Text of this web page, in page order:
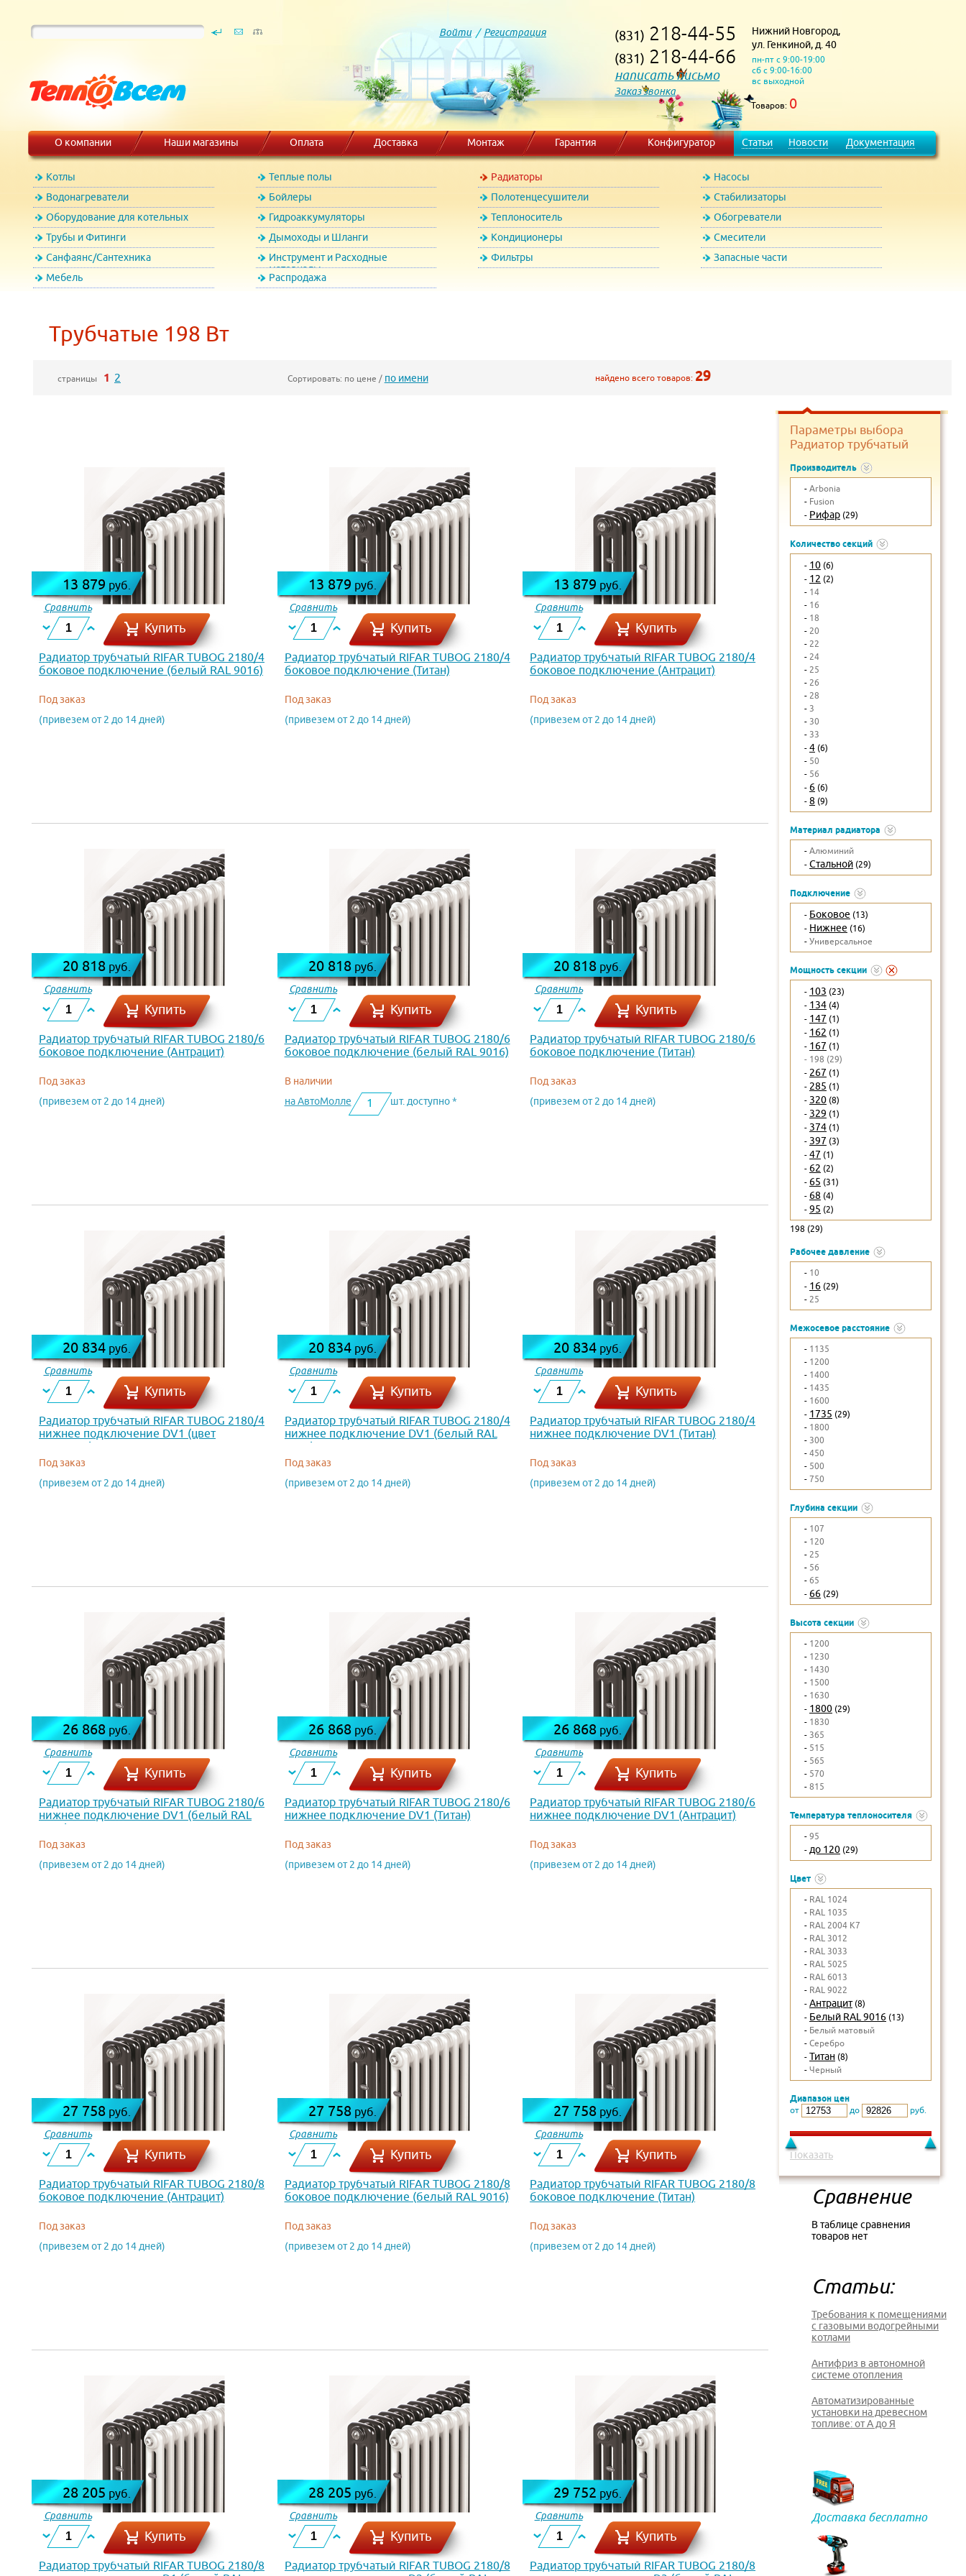
Войти/ Регистрация (831) 218-44-55
(831) 218-44-66
написать письмо
Заказ звонка
Нижний Новгород,
ул. Генкиной, д. 40
пн-пт с 9:00-19:00
сб с 9:00-16:00
вс выходной
Товаров: 0
О компании Наши магазины Оплата Доставка Монтаж Гарантия Конфигуратор Статьи Новости Документация
Котлы Теплые полы Радиаторы
Насосы
Водонагреватели
Бойлеры Полотенцесушители
Стабилизаторы
Оборудование для котельных
Гидроаккумуляторы Теплоноситель
Обогреватели
Трубы и Фитинги
Дымоходы и Шланги Кондиционеры
Смесители
Санфаянс/Сантехника
Инструмент и Расходные
материалы
Фильтры
Запасные части
Мебель
Распродажа
Трубчатые 198 Вт
страницы 1 2 Сортировать: по цене / по имени найдено всего товаров: 29
Параметры выбора
Радиатор трубчатый
Производитель
- Arbonia
- Fusion
- Рифар (29)
Количество секций
- 10 (6)
- 12 (2)
- 14
- 16
- 18
- 20
- 22
- 24
- 25
- 26
- 28
- 3
- 30
- 33
- 4 (6)
- 50
- 56
- 6 (6)
- 8 (9)
Материал радиатора
- Алюминий
- Стальной (29)
Подключение
- Боковое (13)
- Нижнее (16)
- Универсальное
Мощность секции
- 103 (23)
- 134 (4)
- 147 (1)
- 162 (1)
- 167 (1)
- 198 (29)
- 267 (1)
- 285 (1)
- 320 (8)
- 329 (1)
- 374 (1)
- 397 (3)
- 47 (1)
- 62 (2)
- 65 (31)
- 68 (4)
- 95 (2)
198 (29)
Рабочее давление
- 10
- 16 (29)
- 25
Межосевое расстояние
- 1135
- 1200
- 1400
- 1435
- 1600
- 1735 (29)
- 1800
- 300
- 450
- 500
- 750
Глубина секции
- 107
- 120
- 25
- 56
- 65
- 66 (29)
Высота секции
- 1200
- 1230
- 1430
- 1500
- 1630
- 1800 (29)
- 1830
- 365
- 515
- 565
- 570
- 815
Температура теплоносителя
- 95
- до 120 (29)
Цвет
- RAL 1024
- RAL 1035
- RAL 2004 K7
- RAL 3012
- RAL 3033
- RAL 5025
- RAL 6013
- RAL 9022
- Антрацит(8)
- Белый RAL 9016 (13)
- Белый матовый
- Серебро
- Титан (8)
- Черный
Диапазон цен
от
до руб.
Показать
Сравнение
В таблице сравнения
товаров нет
Статьи:
Требования к помещениями
с газовыми водогрейными
котлами
Антифриз в автономной
системе отопления
Автоматизированные
установки на древесном
топливе: от А до Я
Доставка бесплатно
13 879 руб.
Сравнить
Купить
Радиатор трубчатый RIFAR TUBOG 2180/4
боковое подключение (белый RAL 9016)
Под заказ
(привезем от 2 до 14 дней)
13 879 руб.
Сравнить
Купить
Радиатор трубчатый RIFAR TUBOG 2180/4
боковое подключение (Титан)
Под заказ
(привезем от 2 до 14 дней)
13 879 руб.
Сравнить
Купить
Радиатор трубчатый RIFAR TUBOG 2180/4
боковое подключение (Антрацит)
Под заказ
(привезем от 2 до 14 дней)
20 818 руб.
Сравнить
Купить
Радиатор трубчатый RIFAR TUBOG 2180/6
боковое подключение (Антрацит)
Под заказ
(привезем от 2 до 14 дней)
20 818руб.
Сравнить
Купить
Радиатор трубчатый RIFAR TUBOG 2180/6
боковое подключение (белый RAL 9016)
В наличии
на АвтоМолле
1 шт. доступно *
20 818 руб.
Сравнить
Купить
Радиатор трубчатый RIFAR TUBOG 2180/6
боковое подключение (Титан)
Под заказ
(привезем от 2 до 14 дней)
20 834 руб.
Сравнить
Купить
Радиатор трубчатый RIFAR TUBOG 2180/4
нижнее подключение DV1 (цвет
Антрацит)
Под заказ
(привезем от 2 до 14 дней)
20 834руб.
Сравнить
Купить
Радиатор трубчатый RIFAR TUBOG 2180/4
нижнее подключение DV1 (белый RAL
9016)
Под заказ
(привезем от 2 до 14 дней)
20 834 руб.
Сравнить
Купить
Радиатор трубчатый RIFAR TUBOG 2180/4
нижнее подключение DV1 (Титан)
Под заказ
(привезем от 2 до 14 дней)
26 868 руб.
Сравнить
Купить
Радиатор трубчатый RIFAR TUBOG 2180/6
нижнее подключение DV1 (белый RAL
9016)
Под заказ
(привезем от 2 до 14 дней)
26 868руб.
Сравнить
Купить
Радиатор трубчатый RIFAR TUBOG 2180/6
нижнее подключение DV1 (Титан)
Под заказ
(привезем от 2 до 14 дней)
26 868 руб.
Сравнить
Купить
Радиатор трубчатый RIFAR TUBOG 2180/6
нижнее подключение DV1 (Антрацит)
Под заказ
(привезем от 2 до 14 дней)
27 758 руб.
Сравнить
Купить
Радиатор трубчатый RIFAR TUBOG 2180/8
боковое подключение (Антрацит)
Под заказ
(привезем от 2 до 14 дней)
27 758руб.
Сравнить
Купить
Радиатор трубчатый RIFAR TUBOG 2180/8
боковое подключение (белый RAL 9016)
Под заказ
(привезем от 2 до 14 дней)
27 758 руб.
Сравнить
Купить
Радиатор трубчатый RIFAR TUBOG 2180/8
боковое подключение (Титан)
Под заказ
(привезем от 2 до 14 дней)
28 205 руб.
Сравнить
Купить
Радиатор трубчатый RIFAR TUBOG 2180/8
28 205 руб.
Сравнить
Купить
Радиатор трубчатый RIFAR TUBOG 2180/8
29 752 руб.
Сравнить
Купить
Радиатор трубчатый RIFAR TUBOG 2180/8